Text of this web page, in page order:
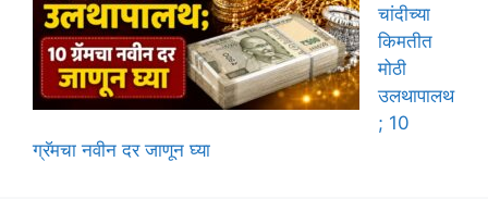
चांदीच्या
किमतीत
मोठी
उलथापालथ
; 10
ग्रॅमचा नवीन दर जाणून घ्या